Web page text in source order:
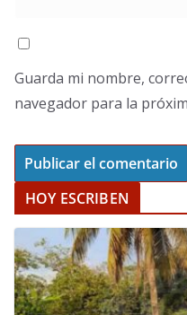
Guarda mi nombre,
navegador para la
HOY ESCRIBEN